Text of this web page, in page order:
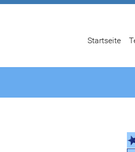
Startseite